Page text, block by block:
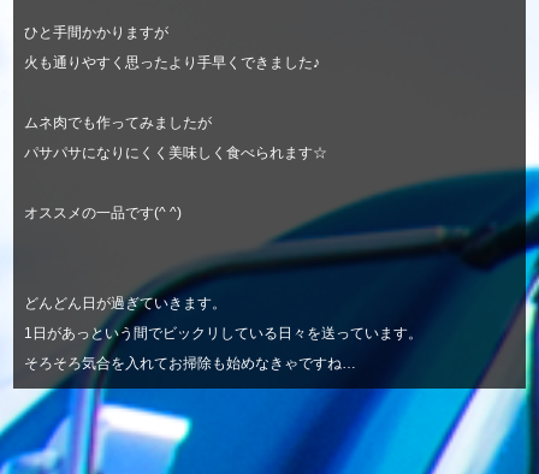
ひと手間かかりますが
火も通りやすく思ったより手早くできました♪
ムネ肉でも作ってみましたが
パサパサになりにくく美味しく食べられます☆
オススメの一品です(^ ^)
どんどん日が過ぎていきます。
1日があっという間でビックリしている日々を送っています。
そろそろ気合を入れてお掃除も始めなきゃですね…